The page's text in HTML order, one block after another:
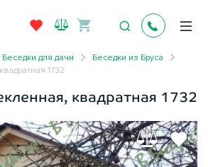
Беседки для дачи
Беседки из Бруса
1732
квадратная 1732